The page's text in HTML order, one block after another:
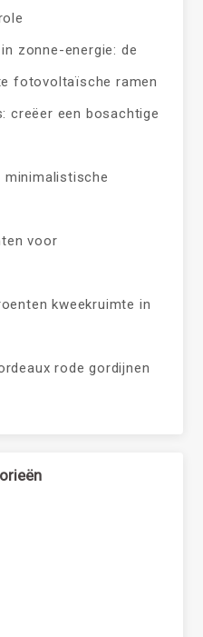
zonne-energie: de
fotovoltaïsche ramen
creëer een bosachtige
minimalistische
voor
kweekruimte in
rode gordijnen